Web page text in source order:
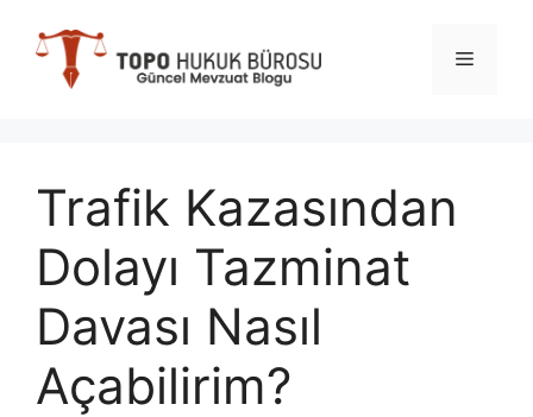
Menü
Trafik Kazasından
Dolayı Tazminat
Davası Nasıl
Açabilirim?